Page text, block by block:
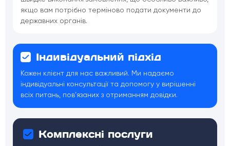
якщо вам потрібно терміново подати документи до
державних органів.
Індивідуальний підхід
Кожен клієнт для нас важливий. Ми надаємо
індивідуальні консультації та допомогу у вирішенні
всіх питань, пов’язаних з отриманням довідки.
Комплексні послуги